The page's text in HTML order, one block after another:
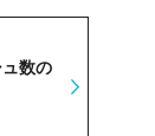
数の